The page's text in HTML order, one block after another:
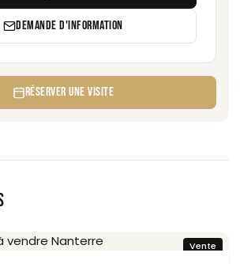
DEMANDE D'INFORMATION
RÉSERVER UNE VISITE
Vente